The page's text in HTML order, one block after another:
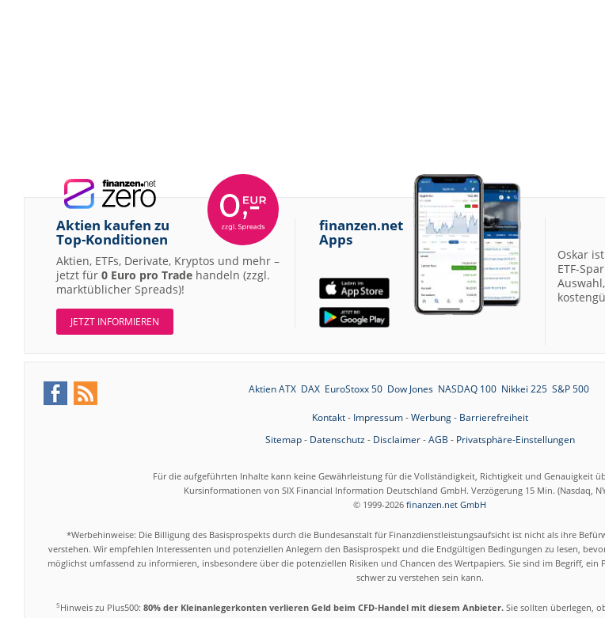
Aktien kaufen zu
Top-Konditionen
Aktien, ETFs, Derivate, Kryptos und mehr –
jetzt für 0 Euro pro Trade handeln (zzgl.
marktüblicher Spreads)!
JETZT INFORMIEREN
finanzen.net
Apps
Oskar
ETF-
Aktien ATX DAX EuroStoxx 50 Dow Jones NASDAQ 100 Nikkei 225 S&P 500
Kontakt- Impressum-Werbung- Barrierefreiheit
Sitemap- Datenschutz- Disclaimer-AGB - Privatsphäre-Einstellungen
Für die aufgeführten Inhalte kann keine Gewährleistung für die Vollständigkeit, Richtigkeit und Genauigkeit
Kursinformationen von SIX Financial Information Deutschland GmbH. Verzögerung 15 Min. (Nasdaq,
© 1999-2026 finanzen.net GmbH
*Werbehinweise: Die Billigung des Basisprospekts durch die Bundesanstalt für Finanzdienstleistungsaufsicht ist nicht als ihre
verstehen. Wir empfehlen Interessenten und potenziellen Anlegern den Basisprospekt und die Endgültigen Bedingungen zu lesen,
möglichst umfassend zu informieren, insbesondere über die potenziellen Risiken und Chancen des Wertpapiers. Sie sind im Begriff,
schwer zu verstehen sein kann.
5Hinweis zu Plus500: 80% der Kleinanlegerkonten verlieren Geld beim CFD-Handel mit diesem Anbieter.Sie sollten überlegen,